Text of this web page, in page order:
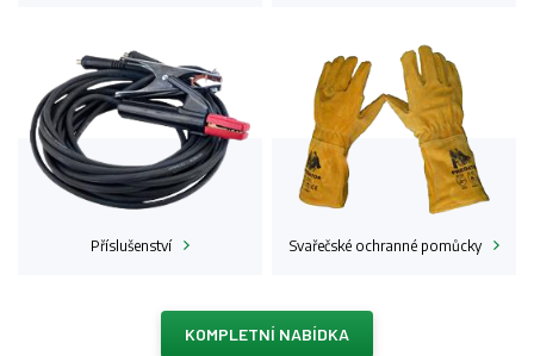
Příslušenství Svařečské ochranné pomůcky
KOMPLETNÍ NABÍDKA